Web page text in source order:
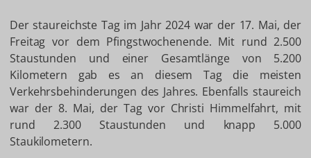
Der staureichste Tag im Jahr 2024 war der 17. Mai, der
Freitag vor dem Pfingstwochenende. Mit rund 2.500
Staustunden und einer Gesamtlänge von 5.200
Kilometern gab es an diesem Tag die meisten
Verkehrsbehinderungen des Jahres. Ebenfalls staureich
war der 8. Mai, der Tag vor Christi Himmelfahrt, mit
rund 2.300 Staustunden und knapp 5.000
Staukilometern.